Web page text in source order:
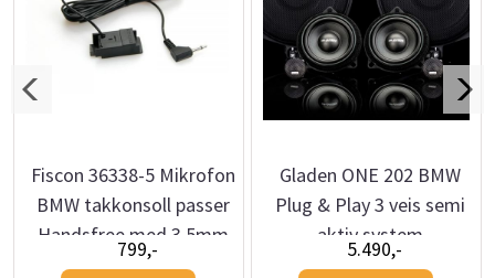
Fiscon 36338-5 Mikrofon
BMW takkonsoll passer
Handsfree med 3,5mm
jack
799,-
Gladen ONE 202 BMW
Plug & Play 3 veis semi
aktiv system
5.490,-